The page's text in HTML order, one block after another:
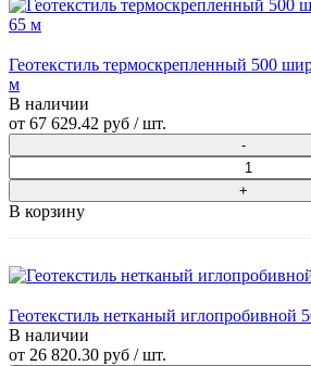
Геотекстиль термоскрепленный 500
м
В наличии
от 67 629.42 руб / шт.
В корзину
Геотекстиль нетканый иглопробивной
В наличии
от 26 820.30 руб / шт.